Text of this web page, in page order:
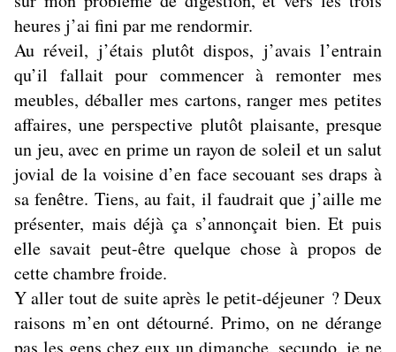
heures j’ai fini par me rendormir.
Au réveil, j’étais plutôt dispos, j’avais l’entrain
qu’il fallait pour commencer à remonter mes
meubles, déballer mes cartons, ranger mes petites
affaires, une perspective plutôt plaisante, presque
un jeu, avec en prime un rayon de soleil et un salut
jovial de la voisine d’en face secouant ses draps à
sa fenêtre. Tiens, au fait, il faudrait que j’aille me
présenter, mais déjà ça s’annonçait bien. Et puis
elle savait peut-être quelque chose à propos de
cette chambre froide.
Y aller tout de suite après le petit-déjeuner ? Deux
raisons m’en ont détourné. Primo, on ne dérange